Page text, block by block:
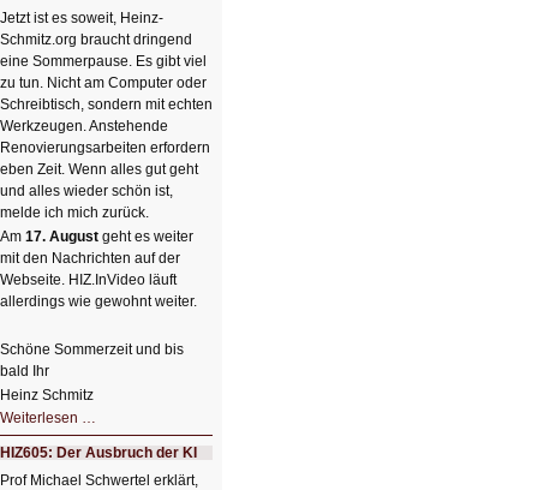
HIZ606:
Bildverschönerung
mit
einem
Klick
Jetzt ist es soweit, Heinz-
Schmitz.org braucht dringend
eine Sommerpause. Es gibt viel
zu tun. Nicht am Computer oder
Schreibtisch, sondern mit echten
Werkzeugen. Anstehende
Renovierungsarbeiten erfordern
eben Zeit. Wenn alles gut geht
und alles wieder schön ist,
melde ich mich zurück.
Am 17. August geht es weiter
mit den Nachrichten auf der
Webseite. HIZ.InVideo läuft
allerdings wie gewohnt weiter.
Schöne Sommerzeit und bis
bald Ihr
Heinz Schmitz
Weiterlesen …
so
kleine
Sommerpause
😊
HIZ605: Der Ausbruch der KI
Prof Michael Schwertel erklärt,